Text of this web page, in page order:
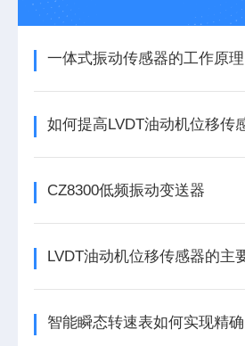
CZ8300低频振动变送器